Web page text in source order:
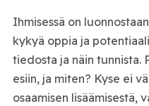
Ihmisessä on
kykyä oppia ja
tiedosta ja näin tunnista.
esiin, ja miten? Kyse ei
osaamisen lisäämisestä,